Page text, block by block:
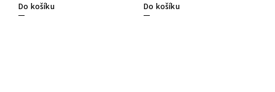
Do košíku Do košíku